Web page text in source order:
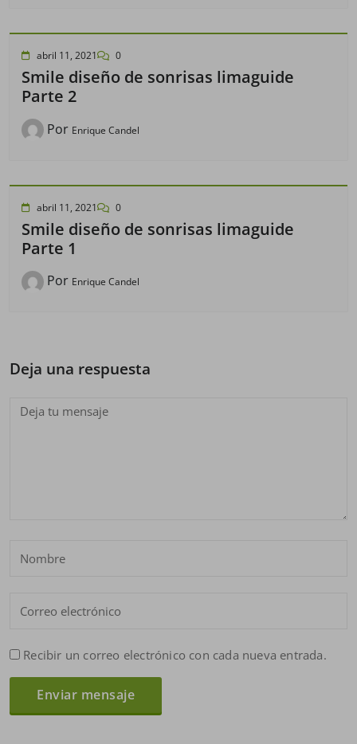
abril 11, 2021 0
Smile diseño de sonrisas limaguide
Parte 2
Por Enrique Candel
abril 11, 2021 0
Smile diseño de sonrisas limaguide
Parte 1
Por Enrique Candel
Deja una respuesta
Recibir un correo electrónico con cada nueva entrada.